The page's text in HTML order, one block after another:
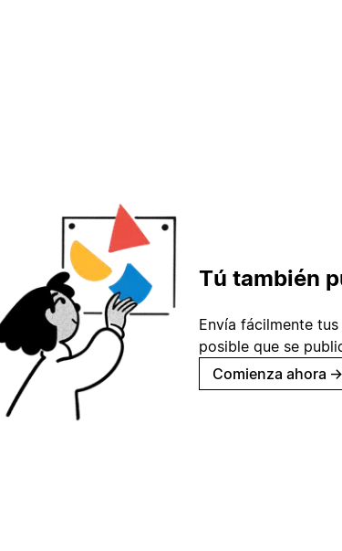
Tú también
Envía fácilmente
posible que se
Comienza ahora →